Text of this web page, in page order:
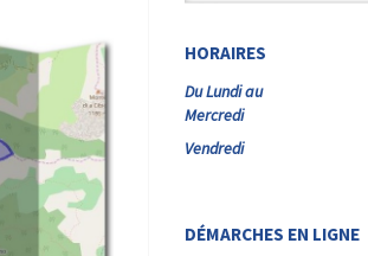
HORAIRES
Du Lundi au
Mercredi
Vendredi
DÉMARCHES EN LIGNE